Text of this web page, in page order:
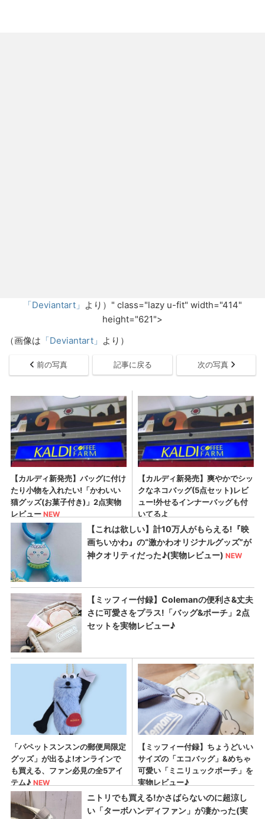
「Deviantart」 より）" class="lazy u-fit" width="414"
height="621">
（画像は 「Deviantart」 より）
前の写真 記事に戻る 次の写真